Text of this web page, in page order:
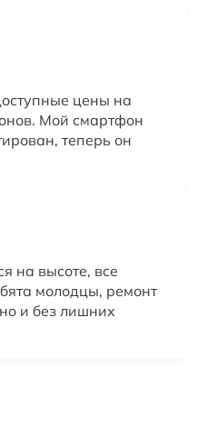
цены на
Мой смартфон
теперь он
на высоте, все
молодцы, ремонт
и без лишних